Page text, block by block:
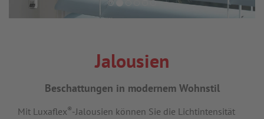
SERVICE
NEWS
Jalousien
Beschattungen in modernem Wohnstil
Mit Luxaflex®-Jalousien können Sie die Lichtintensität